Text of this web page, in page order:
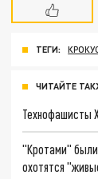
ТЕГИ:
ЧИТАЙТЕ
Технофашисты
"Кротами" были
охотятся